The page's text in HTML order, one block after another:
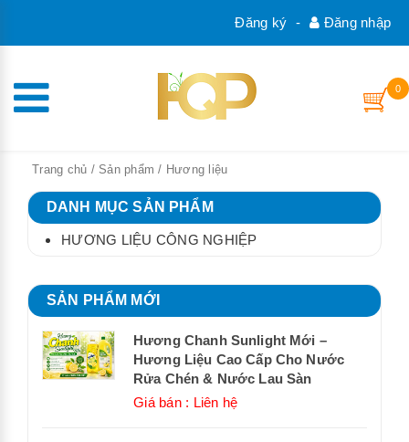
Đăng nhập
-
Đăng ký
0
Trang chủ / Sản phẩm / Hương liệu
DANH MỤC SẢN PHẨM
HƯƠNG LIỆU CÔNG NGHIỆP
SẢN PHẨM MỚI
Hương Chanh Sunlight Mới –
Hương Liệu Cao Cấp Cho Nước
Rửa Chén & Nước Lau Sàn
Giá bán : Liên hệ